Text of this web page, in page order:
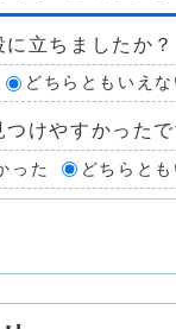
立ちましたか？
どちらともいえな
けやすかったで
った どちらと